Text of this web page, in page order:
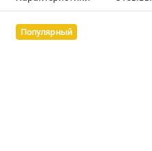
Популярный